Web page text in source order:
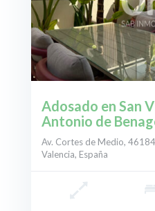
Adosado en San
Antonio de
Av. Cortes de Medio,
Valencia, España